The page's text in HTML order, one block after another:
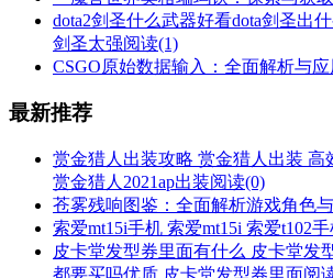
dota2剑圣什么武器好看dota剑圣出
剑圣太强阅读(1)
CSGO原始数据输入：全面解析与
最新推荐
赏金猎人出装攻略 赏金猎人出装 高
赏金猎人2021ap出装阅读(0)
苍雾残响图鉴：全面解析游戏角色
索爱mt15i手机 索爱mt15i 索爱t102
皮卡堂发型券里面有什么 皮卡堂发